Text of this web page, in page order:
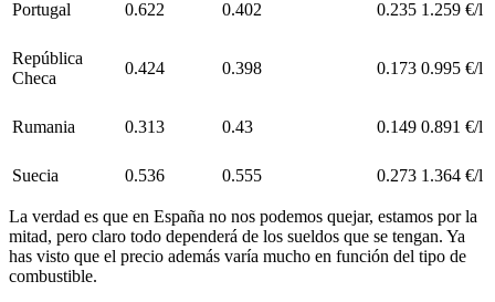
Portugal 0.622 0.402 0.235 1.259 €/l
República
Checa
0.424 0.398 0.173 0.995 €/l
Rumania 0.313 0.43 0.149 0.891 €/l
Suecia 0.536 0.555 0.273 1.364 €/l
La verdad es que en España no nos podemos quejar, estamos por la
mitad, pero claro todo dependerá de los sueldos que se tengan. Ya
has visto que el precio además varía mucho en función del tipo de
combustible.